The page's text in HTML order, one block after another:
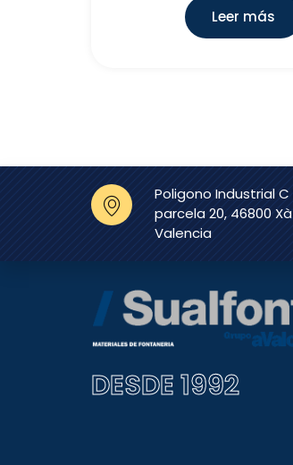
Leer más
Poligono Industrial C
parcela 20, 46800
Valencia
DESDE 1992